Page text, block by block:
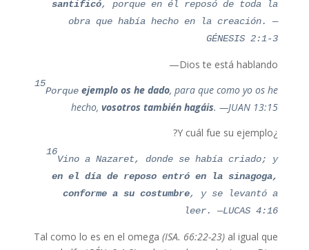
santificó, porque en él reposó de toda la
obra que había hecho en la creación.—
GÉNESIS 2:1-3
Dios te está hablando—
15
Porque ejemplo os he dado, para que como yo os he
hecho,vosotros también hagáis. —JUAN 13:15
¿Y cuál fue su ejemplo?
16
Vino a Nazaret, donde se había criado; y
en el día de reposo entró en la sinagoga,
conforme a su costumbre, y se levantó a
leer. —LUCAS 4:16
Tal como lo es en el omega (ISA. 66:22-23) al igual que